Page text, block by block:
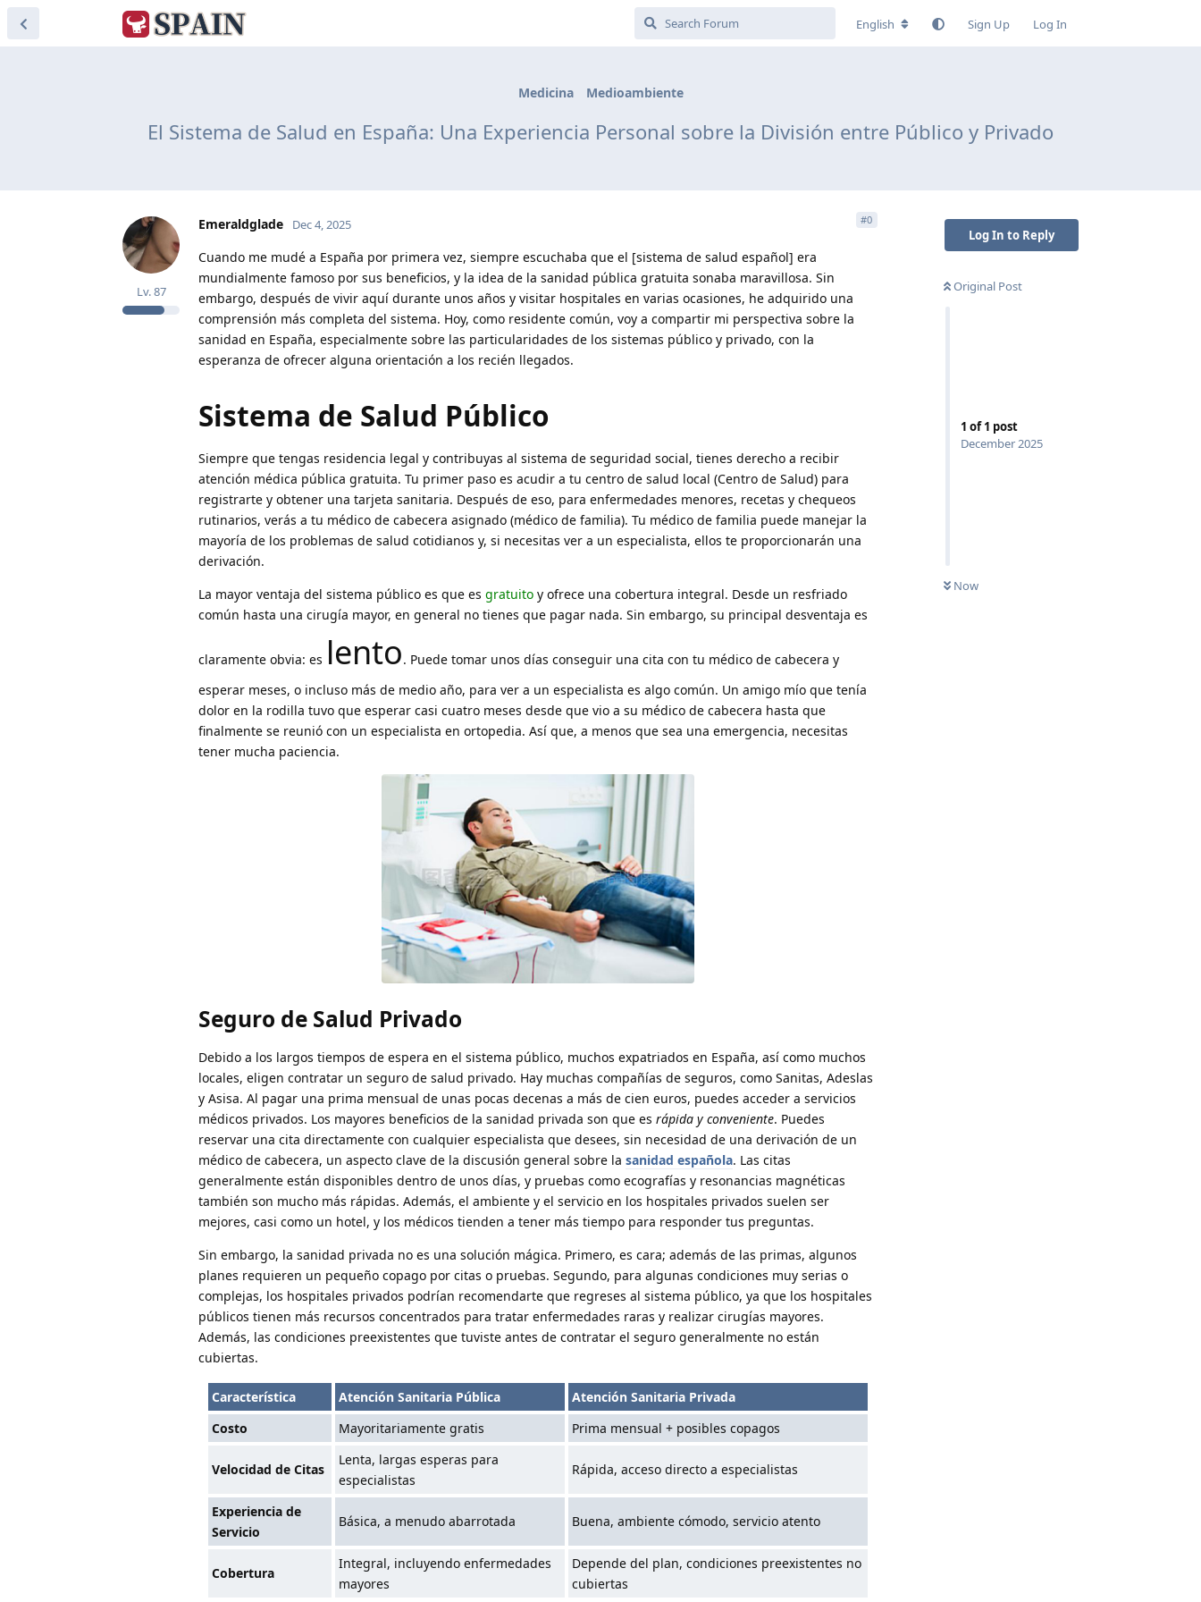
English Sign Up Log In
Medicina Medioambiente
El Sistema de Salud en España: Una Experiencia Personal sobre la División entre Público y Privado
Log In to Reply
Original Post
1 of1 post
December 2025
Now
Emeraldglade
Lv.87
Dec 4, 2025 #0
Cuando me mudé a España por primera vez, siempre escuchaba que el [sistema de salud español] era
mundialmente famoso por sus beneficios, y la idea de la sanidad pública gratuita sonaba maravillosa. Sin
embargo, después de vivir aquí durante unos años y visitar hospitales en varias ocasiones, he adquirido una
comprensión más completa del sistema. Hoy, como residente común, voy a compartir mi perspectiva sobre la
sanidad en España, especialmente sobre las particularidades de los sistemas público y privado, con la
esperanza de ofrecer alguna orientación a los recién llegados.
Sistema de Salud Público
Siempre que tengas residencia legal y contribuyas al sistema de seguridad social, tienes derecho a recibir
atención médica pública gratuita. Tu primer paso es acudir a tu centro de salud local (Centro de Salud) para
registrarte y obtener una tarjeta sanitaria. Después de eso, para enfermedades menores, recetas y chequeos
rutinarios, verás a tu médico de cabecera asignado (médico de familia). Tu médico de familia puede manejar la
mayoría de los problemas de salud cotidianos y, si necesitas ver a un especialista, ellos te proporcionarán una
derivación.
La mayor ventaja del sistema público es que es gratuito y ofrece una cobertura integral. Desde un resfriado
común hasta una cirugía mayor, en general no tienes que pagar nada. Sin embargo, su principal desventaja es
claramente obvia: es lento. Puede tomar unos días conseguir una cita con tu médico de cabecera y
esperar meses, o incluso más de medio año, para ver a un especialista es algo común. Un amigo mío que tenía
dolor en la rodilla tuvo que esperar casi cuatro meses desde que vio a su médico de cabecera hasta que
finalmente se reunió con un especialista en ortopedia. Así que, a menos que sea una emergencia, necesitas
tener mucha paciencia.
Seguro de Salud Privado
Debido a los largos tiempos de espera en el sistema público, muchos expatriados en España, así como muchos
locales, eligen contratar un seguro de salud privado. Hay muchas compañías de seguros, como Sanitas, Adeslas
y Asisa. Al pagar una prima mensual de unas pocas decenas a más de cien euros, puedes acceder a servicios
médicos privados. Los mayores beneficios de la sanidad privada son que es rápida y conveniente. Puedes
reservar una cita directamente con cualquier especialista que desees, sin necesidad de una derivación de un
médico de cabecera, un aspecto clave de la discusión general sobre la sanidad española. Las citas
generalmente están disponibles dentro de unos días, y pruebas como ecografías y resonancias magnéticas
también son mucho más rápidas. Además, el ambiente y el servicio en los hospitales privados suelen ser
mejores, casi como un hotel, y los médicos tienden a tener más tiempo para responder tus preguntas.
Sin embargo, la sanidad privada no es una solución mágica. Primero, es cara; además de las primas, algunos
planes requieren un pequeño copago por citas o pruebas. Segundo, para algunas condiciones muy serias o
complejas, los hospitales privados podrían recomendarte que regreses al sistema público, ya que los hospitales
públicos tienen más recursos concentrados para tratar enfermedades raras y realizar cirugías mayores.
Además, las condiciones preexistentes que tuviste antes de contratar el seguro generalmente no están
cubiertas.
Característica Atención Sanitaria Pública
Atención Sanitaria Privada
Costo
Mayoritariamente gratis Prima mensual + posibles copagos
Velocidad de Citas
Lenta, largas esperas para
especialistas
Rápida, acceso directo a especialistas
Experiencia de
Servicio
Básica, a menudo abarrotada Buena, ambiente cómodo, servicio atento
Cobertura
Integral, incluyendo enfermedades
mayores
Depende del plan, condiciones preexistentes no
cubiertas